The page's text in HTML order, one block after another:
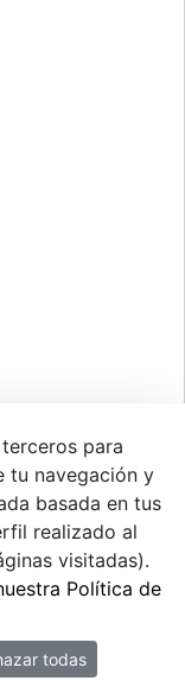
para
tu navegación y
basada en tus
realizado al
visitadas).
Política de
todas